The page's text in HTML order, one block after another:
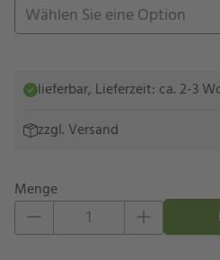
Wählen Sie eine Option
lieferbar, Lieferzeit: ca. 2-3
zzgl. Versand
Menge
Eins hinzufügen Eins